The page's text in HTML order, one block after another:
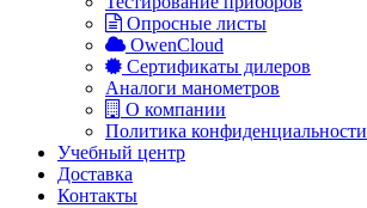
Опросные листы
OwenCloud
Сертификаты дилеров
Аналоги манометров
О компании
Политика конфиденциальности
Учебный центр
Доставка
Контакты